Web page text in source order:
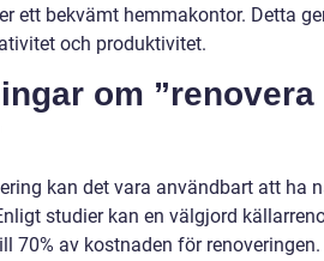
ett bekvämt hemmakontor. Detta
och produktivitet.
om ”renovera
kan det vara användbart att ha
studier kan en välgjord
70% av kostnaden för